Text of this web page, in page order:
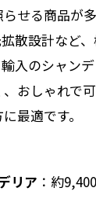
せる商品が
散設計など
入のシャン
おしゃれで
最適です。
リア ：約